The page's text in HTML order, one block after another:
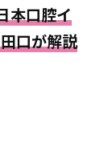
本口腔イ
口が解説